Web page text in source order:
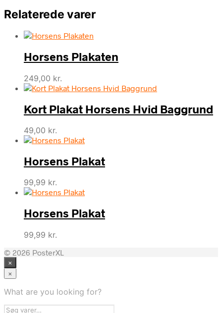
Relaterede varer
Horsens Plakaten
249,00 kr.
Kort Plakat Horsens Hvid Baggrund
49,00 kr.
Horsens Plakat
99,99 kr.
Horsens Plakat
99,99 kr.
© 2026 PosterXL
×
×
What are you looking for?